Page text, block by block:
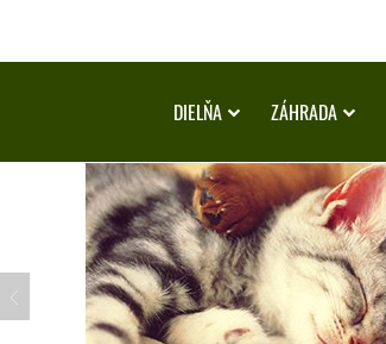
DIELŇA ZÁHRADA